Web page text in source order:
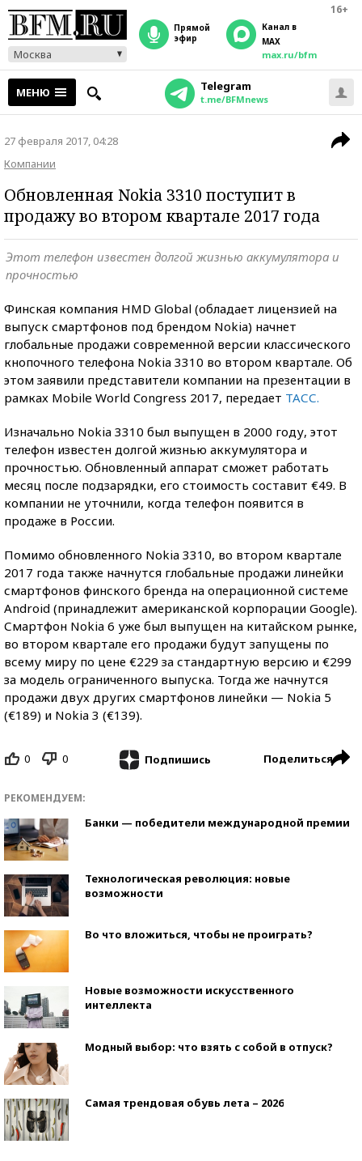
16+
Москва
прямой
эфир
Канал в
MAX
max.ru/bfm
МЕНЮ Telegram
t.me/BFMnews
27 февраля 2017, 04:28
Компании
Обновленная Nokia 3310 поступит в
продажу во втором квартале 2017 года
Этот телефон известен долгой жизнью аккумулятора и
прочностью
Финская компания HMD Global (обладает лицензией на
выпуск смартфонов под брендом Nokia) начнет
глобальные продажи современной версии классического
кнопочного телефона Nokia 3310 во втором квартале. Об
этом заявили представители компании на презентации в
рамках Mobile World Congress 2017, передает ТАСС.
Изначально Nokia 3310 был выпущен в 2000 году, этот
телефон известен долгой жизнью аккумулятора и
прочностью. Обновленный аппарат сможет работать
месяц после подзарядки, его стоимость составит €49. В
компании не уточнили, когда телефон появится в
продаже в России.
Помимо обновленного Nokia 3310, во втором квартале
2017 года также начнутся глобальные продажи линейки
смартфонов финского бренда на операционной системе
Android (принадлежит американской корпорации Google).
Смартфон Nokia 6 уже был выпущен на китайском рынке,
во втором квартале его продажи будут запущены по
всему миру по цене €229 за стандартную версию и €299
за модель ограниченного выпуска. Тогда же начнутся
продажи двух других смартфонов линейки — Nokia 5
(€189) и Nokia 3 (€139).
0 0 Подпишись Поделиться
РЕКОМЕНДУЕМ:
Банки — победители международной премии
Технологическая революция: новые
возможности
Во что вложиться, чтобы не проиграть?
Новые возможности искусственного
интеллекта
Модный выбор: что взять с собой в отпуск?
Самая трендовая обувь лета – 2026